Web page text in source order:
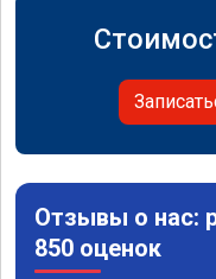
Отзывы о нас:
850 оценок